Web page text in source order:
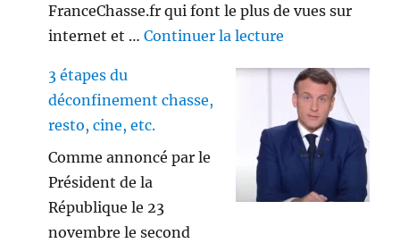
FranceChasse.fr qui font le plus de vues sur
internet et …Continuer la lecture
3 étapes du
déconfinement chasse,
resto, cine, etc.
Comme annoncé par le
Président de la
République le 23
novembre le second